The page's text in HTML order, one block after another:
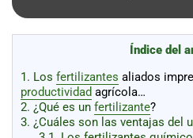
precisión
Apicultura
Avicultura
Índice del
1. Los fertilizantes aliados
productividad agrícola…
2. ¿Qué es un fertilizante?
3. ¿Cuáles son las ventajas del